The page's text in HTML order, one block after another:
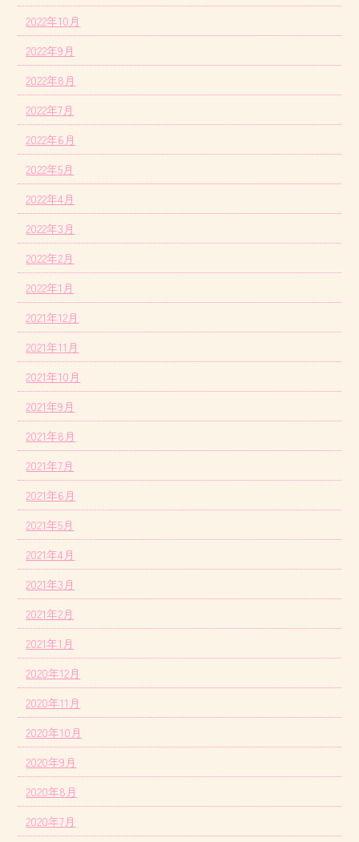
2022年10月
2022年9月
2022年8月
2022年7月
2022年6月
2022年5月
2022年4月
2022年3月
2022年2月
2022年1月
2021年12月
2021年11月
2021年10月
2021年9月
2021年8月
2021年7月
2021年6月
2021年5月
2021年4月
2021年3月
2021年2月
2021年1月
2020年12月
2020年11月
2020年10月
2020年9月
2020年8月
2020年7月